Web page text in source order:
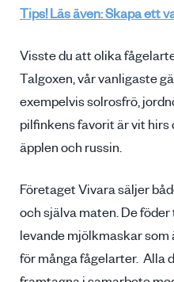
Tips! Läs även: Skapa ett
Visste du att olika
Talgoxen, vår vanligaste
exempelvis solrosfrö,
pilfinkens favorit är vit
äpplen och russin.
Företaget Vivara säljer
och själva maten. De
levande mjölkmaskar
för många fågelarter. Alla